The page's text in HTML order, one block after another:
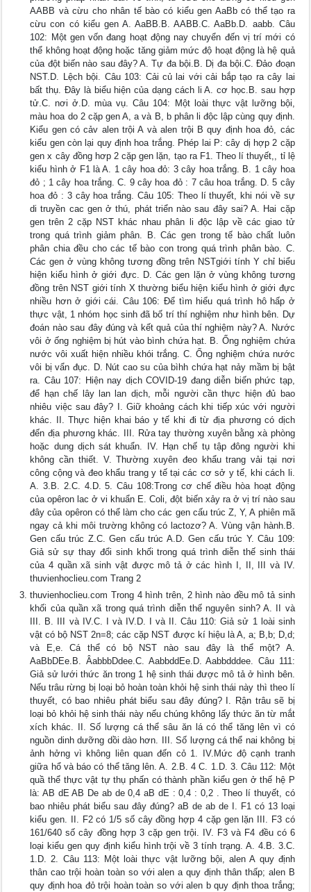
AABB và cừu cho nhân tế bào có kiểu gen AaBb có thể tạo ra
cừu con có kiểu gen A. AaBB.B. AABB.C. AaBb.D. aabb. Câu
102: Một gen vốn đang hoạt động nay chuyển đến vị trí mới có
thể không hoạt động hoặc tăng giảm mức độ hoạt động là hệ quả
của đột biến nào sau đây? A. Tự đa bội.B. Dị đa bội.C. Đảo đoạn
NST.D. Lệch bội. Câu 103: Cải củ lai với cải bắp tạo ra cây lai
bất thụ. Đây là biểu hiện của dạng cách li A. cơ học.B. sau hợp
tử.C. nơi ở.D. mùa vụ. Câu 104: Một loài thực vật lưỡng bội,
màu hoa do 2 cặp gen A, a và B, b phân li độc lập cùng quy định.
Kiểu gen có cảv alen trội A và alen trội B quy định hoa đỏ, các
kiểu gen còn lại quy định hoa trắng. Phép lai P: cây dị hợp 2 cặp
gen x cây đồng hơp 2 cặp gen lặn, tạo ra F1. Theo lí thuyết,, tỉ lệ
kiểu hình ở F1 là A. 1 cây hoa đỏ: 3 cây hoa trắng. B. 1 cây hoa
đỏ ; 1 cây hoa trắng. C. 9 cây hoa đỏ : 7 câu hoa trắng. D. 5 cây
hoa đỏ : 3 cây hoa trắng. Câu 105: Theo lí thuyết, khi nói về sự
di truyền cac gen ở thú, phát triển nào sau đây sai? A. Hai cặp
gen trên 2 cặp NST khác nhau phân li độc lập về các giao tử
trong quá trình giảm phân. B. Các gen trong tế bào chất luôn
phân chia đều cho các tế bào con trong quá trình phân bào. C.
Các gen ở vùng không tương đồng trên NSTgiới tính Y chỉ biểu
hiện kiểu hình ở giới đực. D. Các gen lặn ở vùng không tương
đồng trên NST giới tính X thường biểu hiện kiểu hình ở giới đực
nhiều hơn ở giới cái. Câu 106: Để tìm hiểu quá trình hô hấp ở
thực vật, 1 nhóm học sinh đã bố trí thí nghiệm như hình bên. Dự
đoán nào sau đây đúng và kết quả của thí nghiệm này? A. Nước
vôi ở ống nghiệm bị hút vào bình chứa hạt. B. Ống nghiệm chứa
nước vôi xuất hiện nhiều khói trắng. C. Ống nghiệm chứa nước
vôi bị vẩn đục. D. Nút cao su của bìhh chứa hạt nảy mầm bị bật
ra. Câu 107: Hiện nay dịch COVID-19 đang diễn biến phức tạp,
để hạn chế lây lan lan dịch, mỗi người cần thực hiện đủ bao
nhiêu việc sau đây? I. Giữ khoảng cách khi tiếp xúc với người
khác. II. Thực hiện khai báo y tế khi đi từ địa phương có dịch
đến địa phương khác. III. Rửa tay thường xuyên bằng xà phòng
hoặc dung dịch sát khuẩn. IV. Hạn chế tụ tập đông người khi
không cần thiết. V. Thường xuyên đeo khẩu trang vải tại nơi
công cộng và đeo khẩu trang y tế tại các cơ sở y tế, khi cách li.
A. 3.B. 2.C. 4.D. 5. Câu 108:Trong cơ chế điều hòa hoạt động
của opêron lac ở vi khuẩn E. Coli, đột biến xảy ra ở vị trí nào sau
đây của opêron có thể làm cho các gen cấu trúc Z, Y, A phiên mã
ngay cả khi môi trường không có lactozơ? A. Vùng vận hành.B.
Gen cấu trúc Z.C. Gen cấu trúc A.D. Gen cấu trúc Y. Câu 109:
Giả sử sự thay đổi sinh khối trong quá trình diễn thế sinh thái
của 4 quần xã sinh vật được mô tả ở các hình I, II, III và IV.
thuvienhoclieu.com Trang 2
thuvienhoclieu.com Trong 4 hình trên, 2 hình nào đều mô tả sinh
khối của quần xã trong quá trình diễn thế nguyên sinh? A. II và
III. B. III và IV.C. I và IV.D. I và II. Câu 110: Giả sử 1 loài sinh
vật có bộ NST 2n=8; các cặp NST được kí hiệu là A, a; B,b; D,d;
và E,e. Cá thể có bộ NST nào sau đây là thể một? A.
AaBbDEe.B. ÂabbbDdee.C. AabbddEe.D. Aabbdddee. Câu 111:
Giả sử lưới thức ăn trong 1 hệ sinh thái được mô tả ở hình bên.
Nếu trâu rừng bị loại bỏ hoàn toàn khỏi hệ sinh thái này thì theo lí
thuyết, có bao nhiêu phát biểu sau đây đúng? I. Rận trâu sẽ bị
loại bỏ khỏi hệ sinh thái này nếu chúng không lấy thức ăn từ mắt
xích khác. II. Số lượng cá thể sâu ăn lá có thể tăng lên vì có
nguồn dinh dưỡng dồi dào hơn. III. Số lượng cá thể nai không bị
ảnh hởng vì không liên quan đến cỏ 1. IV.Mức độ cạnh tranh
giữa hổ và báo có thể tăng lên. A. 2.B. 4 C. 1.D. 3. Câu 112: Một
quầ thể thực vật tự thụ phấn có thành phần kiểu gen ở thế hệ P
là: AB dE AB De ab de 0,4 aB dE : 0,4 : 0,2 . Theo lí thuyết, có
bao nhiêu phát biểu sau đây đúng? aB de ab de I. F1 có 13 loại
kiểu gen. II. F2 có 1/5 số cây đồng hợp 4 cặp gen lặn III. F3 có
161/640 số cây đồng hợp 3 cặp gen trội. IV. F3 và F4 đều có 6
loại kiểu gen quy định kiểu hình trội về 3 tính trạng. A. 4.B. 3.C.
1.D. 2. Câu 113: Một loài thực vật lưỡng bội, alen A quy định
thân cao trội hoàn toàn so với alen a quy định thân thấp; alen B
quy định hoa đỏ trội hoàn toàn so với alen b quy định thoa trắng;